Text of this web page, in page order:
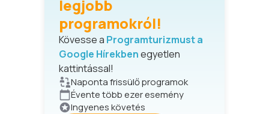
legjobb
programokról!
Kövesse a Programturizmust a
Google Hírekbenegyetlen
kattintással!
Naponta frissülő programok
Évente több ezer esemény
Ingyenes követés